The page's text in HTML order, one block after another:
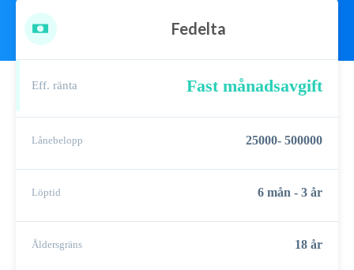
Fedelta
Fast månadsavgift
Eff. ränta
25000- 500000
Lånebelopp
6 mån - 3 år
Löptid
18 år
Åldersgräns